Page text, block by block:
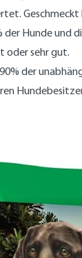
Geschmeckt
Hunde und
oder sehr gut.
der